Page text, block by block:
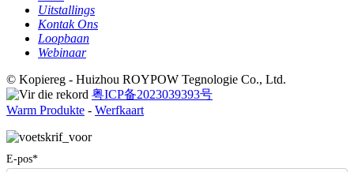
Uitstallings
Kontak Ons
Loopbaan
Webinaar
© Kopiereg - Huizhou ROYPOW Tegnologie Co., Ltd.
粤ICP备2023039393号
Warm Produkte - Werfkaart
E-pos*